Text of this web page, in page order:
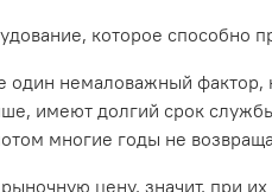
которое способно
немаловажный фактор,
имеют долгий срок
многие годы не
цену, значит, при